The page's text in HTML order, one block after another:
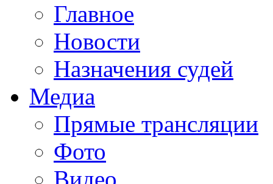
Главное
Новости
Назначения судей
Медиа
Прямые трансляции
Фото